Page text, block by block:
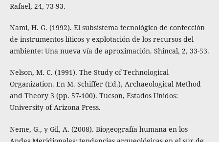
Rafael, 24, 73-93.
Nami, H. G. (1992). El subsistema tecnológico de confección
de instrumentos líticos y explotación de los recursos del
ambiente: Una nueva vía de aproximación. Shincal, 2, 33-53.
Nelson, M. C. (1991). The Study of Technological
Organization. En M. Schiffer (Ed.), Archaeological Method
and Theory 3 (pp. 57-100). Tucson, Estados Unidos:
University of Arizona Press.
Neme, G., y Gil, A. (2008). Biogeografía humana en los